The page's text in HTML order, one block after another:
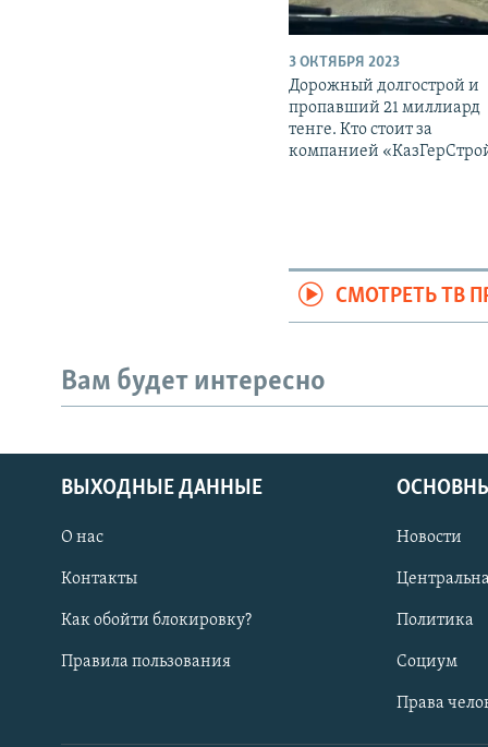
3 ОКТЯБРЯ 2023
Дорожный долгострой и
пропавший 21 миллиард
тенге. Кто стоит за
компанией
СМОТРЕТЬ ТВ
Вам будет интересно
ВЫХОДНЫЕ ДАННЫЕ
О нас
Контакты
Как обойти блокировку?
Правила пользования
Новости
Политика
Социум
Права